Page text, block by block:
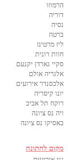
הרמוזו
דוריה
נסיה
ברטה
ליז מרטינז
חוות רונית
סקיי גארדן יקנעם
אלגריה אולם
אלכסנדר אירועים
יונו קיסריה
רוקח תל אביב
ויה נס ציונה
באסיקו נס ציונה
מקום לחתונה